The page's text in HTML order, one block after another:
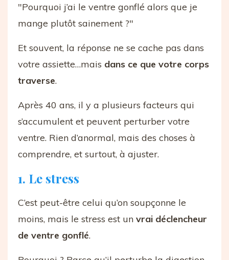
"Pourquoi j’ai le ventre gonflé alors que je
mange plutôt sainement ?"
Et souvent, la réponse ne se cache pas dans
votre assiette…mais dans ce que votre corps
traverse.
Après 40 ans, il y a plusieurs facteurs qui
s’accumulent et peuvent perturber votre
ventre. Rien d’anormal, mais des choses à
comprendre, et surtout, à ajuster.
1. Le stress
C’est peut-être celui qu’on soupçonne le
moins, mais le stress est un vrai déclencheur
de ventre gonflé.